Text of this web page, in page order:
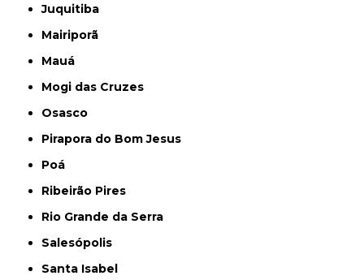
Juquitiba
Mairiporã
Mauá
Mogi das Cruzes
Osasco
Pirapora do Bom Jesus
Poá
Ribeirão Pires
Rio Grande da Serra
Salesópolis
Santa Isabel